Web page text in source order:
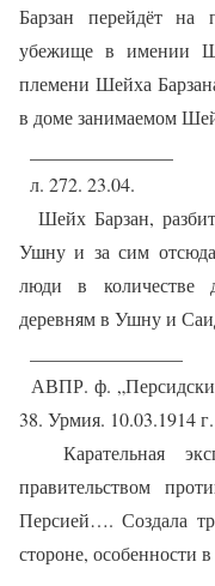
Барзан перейдёт на
убежище в имении
племени Шейха
в доме занимаемом
л. 272. 23.04.
Шейх Барзан,
Ушну и за сим
люди в количестве
деревням в Ушну и
АВПР. ф.
38. Урмия. 10.03.1914 г.
Карательная
правительством
Персией…. Создала
стороне, особенности